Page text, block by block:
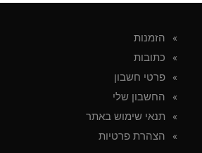
הזמנות
כתובות
פרטי חשבון
החשבון שלי
תנאי שימוש באתר
הצהרת פרטיות